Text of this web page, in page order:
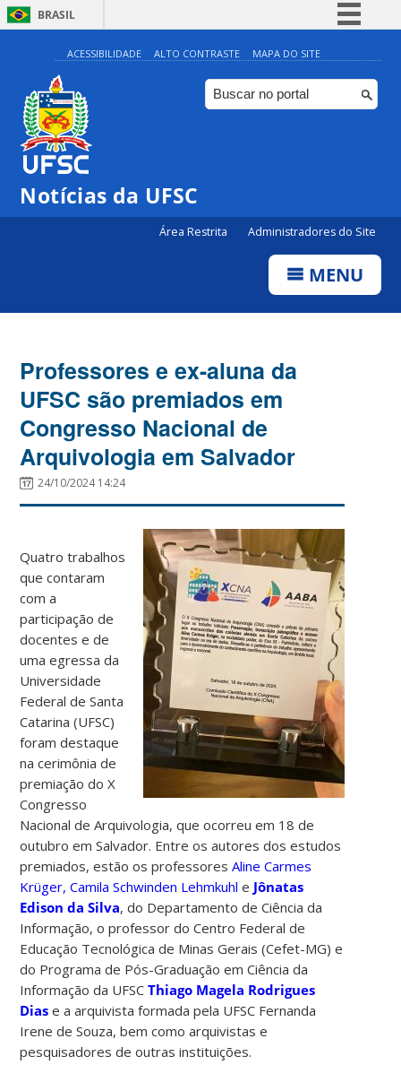
BRASIL
Simplifique!
Comunica BR
Participe
ACESSIBILIDADE ALTO CONTRASTE MAPA DO SITE
Notícias da UFSC
Área Restrita Administradores do Site
MENU
Professores e ex-aluna da
UFSC são premiados em
Congresso Nacional de
Arquivologia em Salvador
24/10/2024 14:24
Quatro trabalhos
que contaram
com a
participação de
docentes e de
uma egressa da
Universidade
Federal de Santa
Catarina (UFSC)
foram destaque
na cerimônia de
premiação do X
Congresso
Nacional de Arquivologia, que ocorreu em 18 de
outubro em Salvador. Entre os autores dos estudos
premiados, estão osprofessoresAline Carmes
Krüger, Camila Schwinden Lehmkuhl e Jônatas
Edison da Silva,do Departamento de Ciência da
Informação, o professor do Centro Federal de
Educação Tecnológica de Minas Gerais (Cefet-MG) e
do Programa de Pós-Graduação em Ciência da
Informação da UFSCThiago Magela Rodrigues
Dias e a arquivista formada pela UFSC Fernanda
Irene de Souza, bem como arquivistas e
pesquisadores de outras instituições.